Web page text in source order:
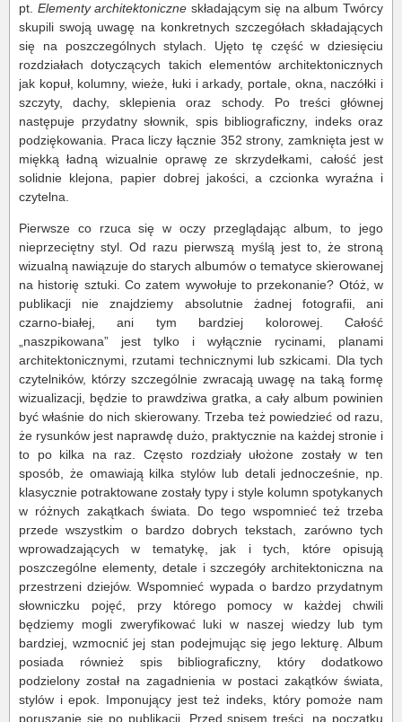
pt. Elementy architektoniczne składającym się na album Twórcy
skupili swoją uwagę na konkretnych szczegółach składających
się na poszczególnych stylach. Ujęto tę część w dziesięciu
rozdziałach dotyczących takich elementów architektonicznych
jak kopuł, kolumny, wieże, łuki i arkady, portale, okna, naczółki i
szczyty, dachy, sklepienia oraz schody. Po treści głównej
następuje przydatny słownik, spis bibliograficzny, indeks oraz
podziękowania. Praca liczy łącznie 352 strony, zamknięta jest w
miękką ładną wizualnie oprawę ze skrzydełkami, całość jest
solidnie klejona, papier dobrej jakości, a czcionka wyraźna i
czytelna.
Pierwsze co rzuca się w oczy przeglądając album, to jego
nieprzeciętny styl. Od razu pierwszą myślą jest to, że stroną
wizualną nawiązuje do starych albumów o tematyce skierowanej
na historię sztuki. Co zatem wywołuje to przekonanie? Otóż, w
publikacji nie znajdziemy absolutnie żadnej fotografii, ani
czarno-białej, ani tym bardziej kolorowej. Całość
„naszpikowana” jest tylko i wyłącznie rycinami, planami
architektonicznymi, rzutami technicznymi lub szkicami. Dla tych
czytelników, którzy szczególnie zwracają uwagę na taką formę
wizualizacji, będzie to prawdziwa gratka, a cały album powinien
być właśnie do nich skierowany. Trzeba też powiedzieć od razu,
że rysunków jest naprawdę dużo, praktycznie na każdej stronie i
to po kilka na raz. Często rozdziały ułożone zostały w ten
sposób, że omawiają kilka stylów lub detali jednocześnie, np.
klasycznie potraktowane zostały typy i style kolumn spotykanych
w różnych zakątkach świata. Do tego wspomnieć też trzeba
przede wszystkim o bardzo dobrych tekstach, zarówno tych
wprowadzających w tematykę, jak i tych, które opisują
poszczególne elementy, detale i szczegóły architektoniczna na
przestrzeni dziejów. Wspomnieć wypada o bardzo przydatnym
słowniczku pojęć, przy którego pomocy w każdej chwili
będziemy mogli zweryfikować luki w naszej wiedzy lub tym
bardziej, wzmocnić jej stan podejmując się jego lekturę. Album
posiada również spis bibliograficzny, który dodatkowo
podzielony został na zagadnienia w postaci zakątków świata,
stylów i epok. Imponujący jest też indeks, który pomoże nam
poruszanie się po publikacji. Przed spisem treści, na początku